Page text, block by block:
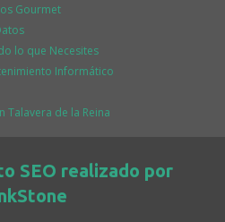
Gourmet
lo que Necesites
Informático
Talavera de la Reina
SEO realizado por